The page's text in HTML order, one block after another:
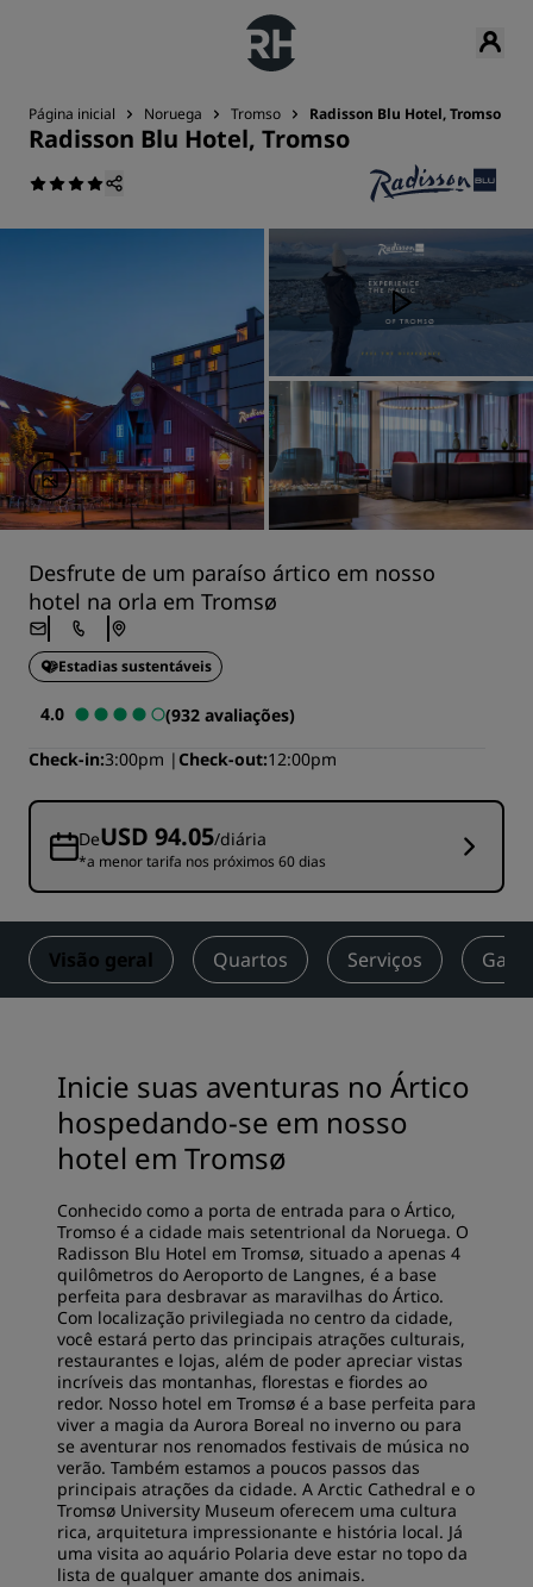
Página inicial Noruega Tromso Radisson Blu Hotel, Tromso
Radisson Blu Hotel, Tromso
Desfrute de um paraíso ártico em nosso
hotel na orla em Tromsø
Estadias sustentáveis
4.0
(932 avaliações)
Check-in 3:00pm Check-out 12:00pm
DeUSD 94.05/diária
*a menor tarifa nos próximos 60 dias
Visão geral Quartos Serviços
Inicie suas aventuras no Ártico
hospedando-se em nosso
hotel em Tromsø
Conhecido como a porta de entrada para o Ártico,
Tromso é a cidade mais setentrional da Noruega. O
Radisson Blu Hotel em Tromsø, situado a apenas 4
quilômetros do Aeroporto de Langnes, é a base
perfeita para desbravar as maravilhas do Ártico.
Com localização privilegiada no centro da cidade,
você estará perto das principais atrações culturais,
restaurantes e lojas, além de poder apreciar vistas
incríveis das montanhas, florestas e fiordes ao
redor. Nosso hotel em Tromsø é a base perfeita para
viver a magia da Aurora Boreal no inverno ou para
se aventurar nos renomados festivais de música no
verão. Também estamos a poucos passos das
principais atrações da cidade. A Arctic Cathedral e o
Tromsø University Museum oferecem uma cultura
rica, arquitetura impressionante e história local. Já
uma visita ao aquário Polaria deve estar no topo da
lista de qualquer amante dos animais.